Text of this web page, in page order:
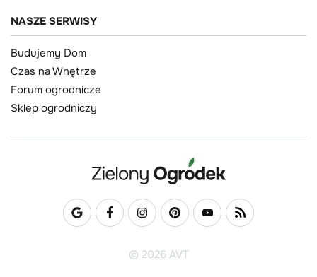
NASZE SERWISY
Budujemy Dom
Czas na Wnętrze
Forum ogrodnicze
Sklep ogrodniczy
© 2026 AVT